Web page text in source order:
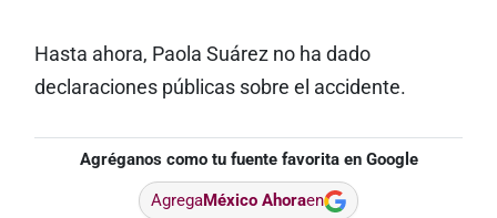
Hasta ahora, Paola Suárez no ha dado
declaraciones públicas sobre el accidente.
Agréganos como tu fuente favorita en Google
AgregaMéxico Ahoraen